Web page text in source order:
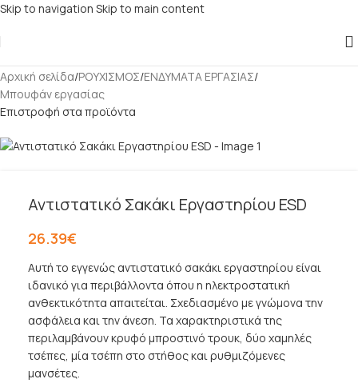
Skip to navigation Skip to main content
Αρχική σελίδα/ΡΟΥΧΙΣΜΟΣ/ΕΝΔΥΜΑΤΑ ΕΡΓΑΣΙΑΣ/
Μπουφάν εργασίας
Επιστροφή στα προϊόντα
Αντιστατικό Σακάκι Εργαστηρίου ESD
26.39€
Αυτή το εγγενώς αντιστατικό σακάκι εργαστηρίου είναι
ιδανικό για περιβάλλοντα όπου η ηλεκτροστατική
ανθεκτικότητα απαιτείται. Σχεδιασμένο με γνώμονα την
ασφάλεια και την άνεση. Τα χαρακτηριστικά της
περιλαμβάνουν κρυφό μπροστινό τρουκ, δύο χαμηλές
τσέπες, μία τσέπη στο στήθος και ρυθμιζόμενες
μανσέτες.